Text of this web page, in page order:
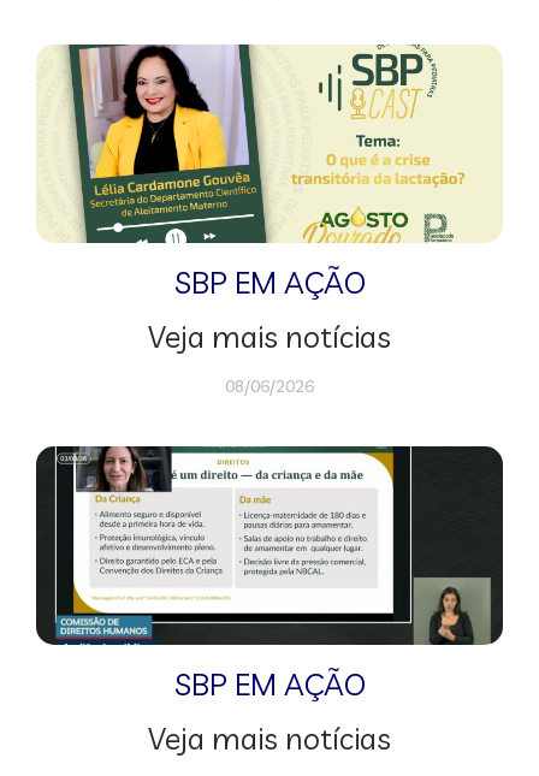
SBP EM AÇÃO
Veja mais notícias
08/06/2026
SBP EM AÇÃO
Veja mais notícias